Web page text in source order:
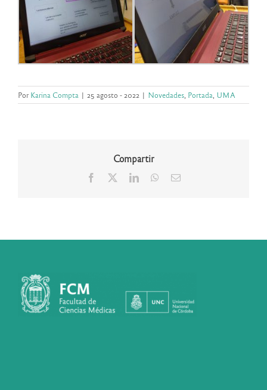
PorKarina Compta | 25 agosto - 2022 | Novedades Portada UMA
Compartir
Facebook LinkedInWhatsApp
Correo